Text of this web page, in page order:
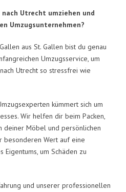
Utrecht umziehen und
Umzugsunternehmen?
aus St. Gallen bist du genau
Umzugsservice, um
Utrecht so stressfrei wie
kümmert sich um
Wir helfen dir beim Packen,
deiner Möbel und persönlichen
besonderen Wert auf eine
um Schäden zu
und unserer professionellen